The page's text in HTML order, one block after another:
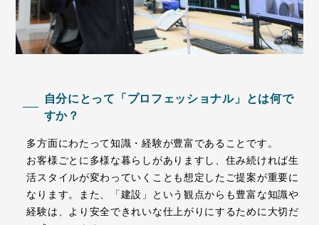
自分にとって「プロフェッショナル」とは何で
すか？
多方面にわたって知識・経験が豊富であることです。
お客様ごとに多様な暮らしがありますし、住み続ければ生
活スタイルが変わっていくことも想定したご提案が重要に
なります。また、「建設」という観点からも豊富な知識や
経験は、より安全できれいな仕上がりにするために大切だ